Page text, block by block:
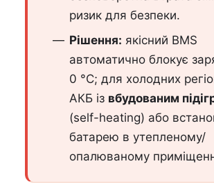
ризик для безпеки.
Рішення: якісний BMS
автоматично блокує
0 °C; для холодних
АКБ із вбудованим
(self-heating) або
батарею в утепленому/
опалюваному